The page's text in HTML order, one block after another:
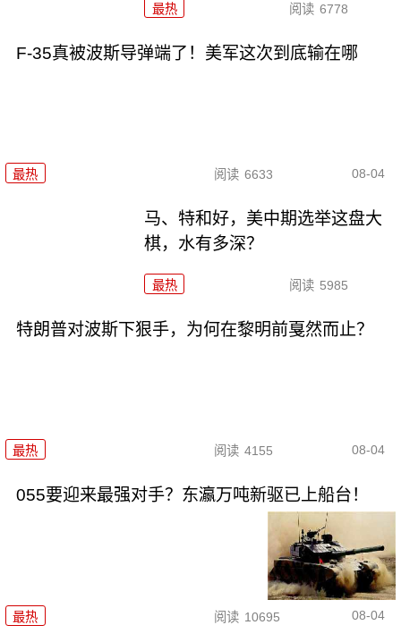
最热 阅读 6778
F-35真被波斯导弹端了！美军这次到底输在哪
最热 阅读 6633 08-04
马、特和好，美中期选举这盘大
棋，水有多深？
最热 阅读 5985
特朗普对波斯下狠手，为何在黎明前戛然而止？
最热 阅读 4155 08-04
055要迎来最强对手？东瀛万吨新驱已上船台！
最热 阅读 10695 08-04